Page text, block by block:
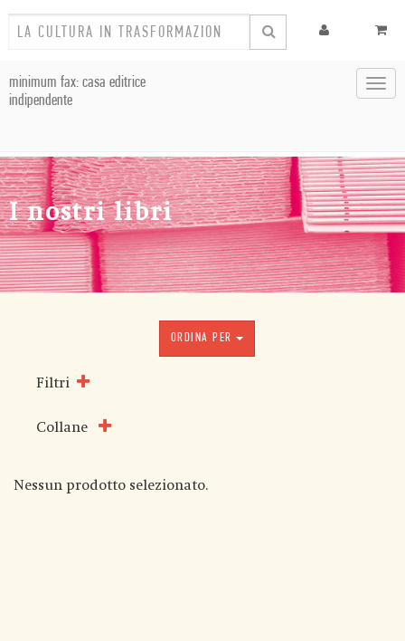
minimum fax: casa editrice
indipendente
I nostri libri
ORDINA PER
Filtri
Collane
Nessun prodotto selezionato.